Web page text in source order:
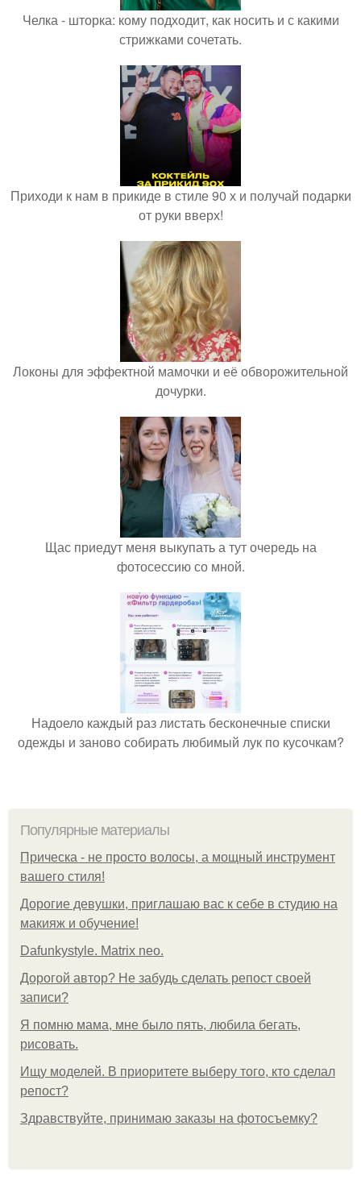
Челка - шторка: кому подходит, как носить и с какими
стрижками сочетать.
Приходи к нам в прикиде в стиле 90 х и получай подарки
от руки вверх!
Локоны для эффектной мамочки и её обворожительной
дочурки.
Щас приедут меня выкупать а тут очередь на
фотосессию со мной.
Надоело каждый раз листать бесконечные списки
одежды и заново собирать любимый лук по кусочкам?
Популярные материалы
Прическа - не просто волосы, а мощный инструмент
вашего стиля!
Дорогие девушки, приглашаю вас к себе в студию на
макияж и обучение!
Dafunkystyle. Matrix neo.
Дорогой автор? Не забудь сделать репост своей
записи?
Я помню мама, мне было пять, любила бегать,
рисовать.
Ищу моделей. В приоритете выберу того, кто сделал
репост?
Здравствуйте, принимаю заказы на фотосъемку?